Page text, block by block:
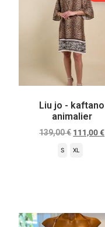
Liu jo - kaftano
animalier
139,00€ 111,00€
S XL